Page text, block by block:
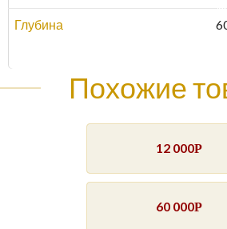
Глубина
Похожие
12 000Р
60 000Р